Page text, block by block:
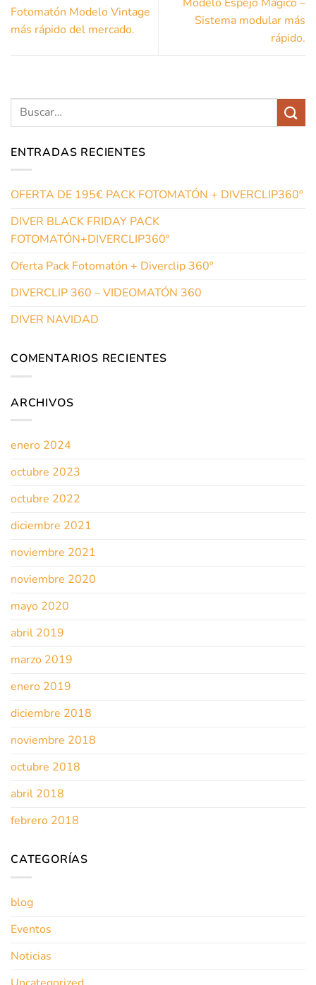
Fotomatón Modelo Vintage
más rápido del mercado.
Sistema modular más
rápido.
ENTRADAS RECIENTES
OFERTA DE 195€ PACK FOTOMATÓN + DIVERCLIP360º
DIVER BLACK FRIDAY PACK
FOTOMATÓN+DIVERCLIP360º
Oferta Pack Fotomatón + Diverclip 360º
DIVERCLIP 360 – VIDEOMATÓN 360
DIVER NAVIDAD
COMENTARIOS RECIENTES
ARCHIVOS
enero 2024
octubre 2023
octubre 2022
diciembre 2021
noviembre 2021
noviembre 2020
mayo 2020
abril 2019
marzo 2019
enero 2019
diciembre 2018
noviembre 2018
octubre 2018
abril 2018
febrero 2018
CATEGORÍAS
blog
Eventos
Noticias